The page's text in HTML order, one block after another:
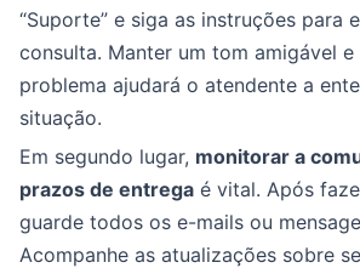
“Suporte” e siga as instruções para
consulta. Manter um tom amigável
problema ajudará o atendente a
situação.
Em segundo lugar, monitorar a
prazos de entrega é vital. Após
guarde todos os e-mails ou
Acompanhe as atualizações sobre